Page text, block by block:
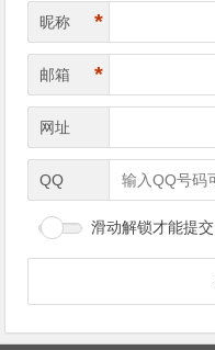
昵称 *
邮箱 *
网址
QQ
滑动解锁才能提交